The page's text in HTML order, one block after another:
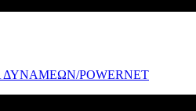
ΔΥΝΑΜΕΩΝ/POWERNET